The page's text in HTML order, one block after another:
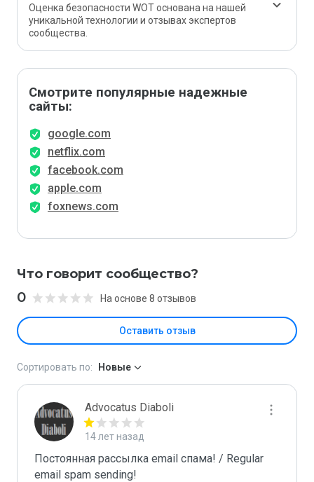
Оценка безопасности WOT основана на нашей
уникальной технологии и отзывах экспертов
сообщества.
Смотрите популярные надежные
сайты:
google.com
netflix.com
facebook.com
apple.com
foxnews.com
Что говорит сообщество?
0 На основе 8 отзывов
Оставить отзыв
Сортировать по: Новые
Advocatus Diaboli
14 лет назад
Постоянная рассылка email спама! / Regular
email spam sending!